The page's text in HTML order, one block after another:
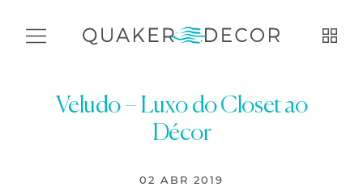
Veludo – Luxo do Closet ao
Décor
02 ABR 2019